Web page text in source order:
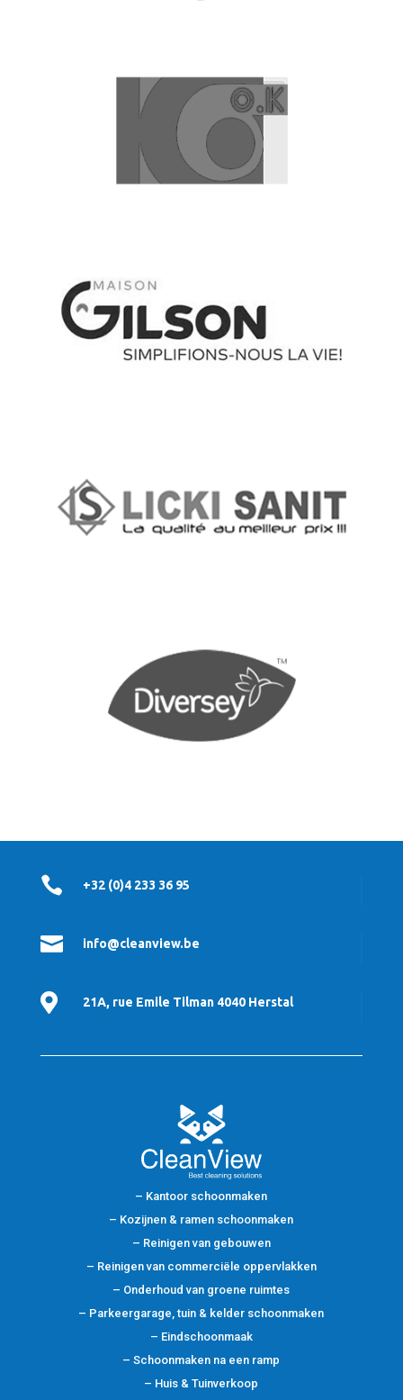
 +32 (0)4 233 36 95
 info@cleanview.be
 21A, rue Emile Tilman 4040 Herstal
– Kantoor schoonmaken
– Kozijnen & ramen schoonmaken
– Reinigen van gebouwen
– Reinigen van commerciële oppervlakken
– Onderhoud van groene ruimtes
– Parkeergarage, tuin & kelder schoonmaken
– Eindschoonmaak
– Schoonmaken na een ramp
– Huis & Tuinverkoop